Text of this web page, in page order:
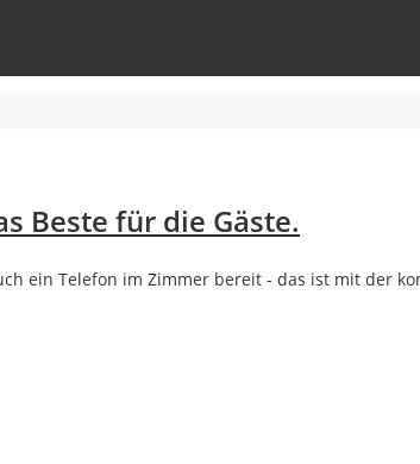
Beste für die Gäste.
ein Telefon im Zimmer bereit - das ist mit der